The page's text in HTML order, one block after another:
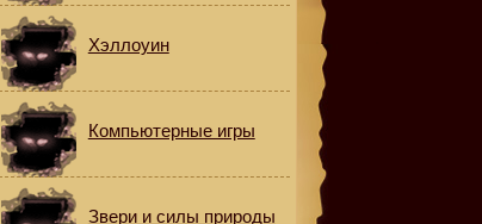
Хэллоуин
Компьютерные игры
Звери и силы природы